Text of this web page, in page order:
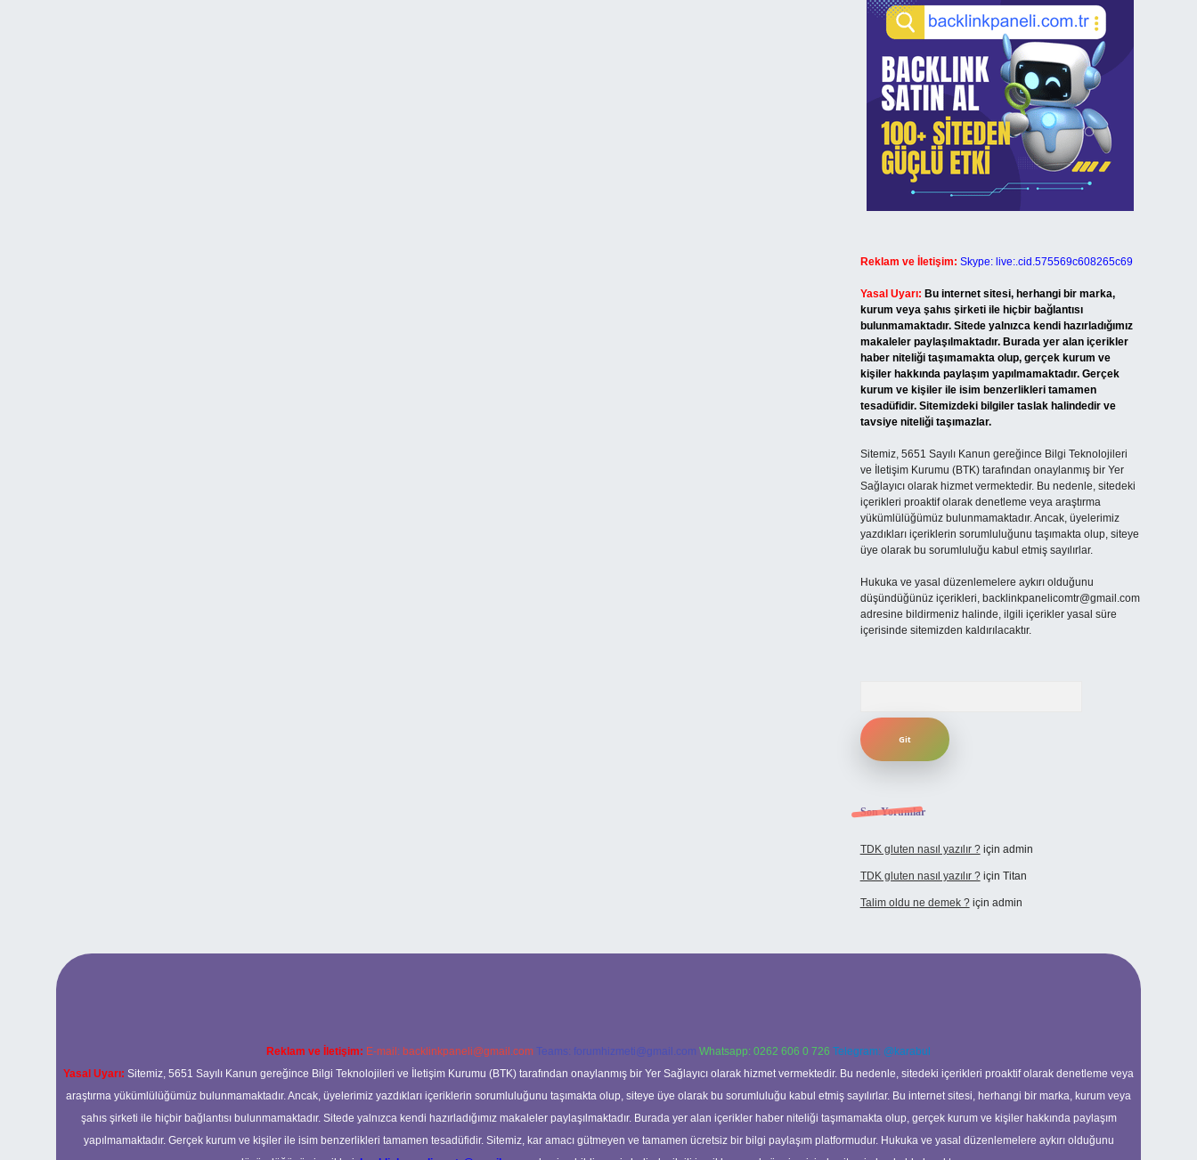
Reklam ve İletişim: Skype: live:.cid.575569c608265c69
Yasal Uyarı: Bu internet sitesi, herhangi bir marka,
kurum veya şahıs şirketi ile hiçbir bağlantısı
bulunmamaktadır. Sitede yalnızca kendi hazırladığımız
makaleler paylaşılmaktadır. Burada yer alan içerikler
haber niteliği taşımamakta olup, gerçek kurum ve
kişiler hakkında paylaşım yapılmamaktadır. Gerçek
kurum ve kişiler ile isim benzerlikleri tamamen
tesadüfidir. Sitemizdeki bilgiler taslak halindedir ve
tavsiye niteliği taşımazlar.
Sitemiz, 5651 Sayılı Kanun gereğince Bilgi Teknolojileri
ve İletişim Kurumu (BTK) tarafından onaylanmış bir Yer
Sağlayıcı olarak hizmet vermektedir. Bu nedenle, sitedeki
içerikleri proaktif olarak denetleme veya araştırma
yükümlülüğümüz bulunmamaktadır. Ancak, üyelerimiz
yazdıkları içeriklerin sorumluluğunu taşımakta olup, siteye
üye olarak bu sorumluluğu kabul etmiş sayılırlar.
Hukuka ve yasal düzenlemelere aykırı olduğunu
düşündüğünüz içerikleri, backlinkpanelicomtr@gmail.com
adresine bildirmeniz halinde, ilgili içerikler yasal süre
içerisinde sitemizden kaldırılacaktır.
Son Yorumlar
TDK gluten nasıl yazılır ?için admin
TDK gluten nasıl yazılır ?için Titan
Talim oldu ne demek ?için admin
Reklam ve İletişim: E-mail: backlinkpaneli@gmail.com Teams: forumhizmeti@gmail.com Whatsapp: 0262 606 0 726 Telegram: @karabul
Yasal Uyarı: Sitemiz, 5651 Sayılı Kanun gereğince Bilgi Teknolojileri ve İletişim Kurumu (BTK) tarafından onaylanmış bir Yer Sağlayıcı olarak hizmet vermektedir. Bu nedenle, sitedeki içerikleri proaktif olarak denetleme veya
araştırma yükümlülüğümüz bulunmamaktadır. Ancak, üyelerimiz yazdıkları içeriklerin sorumluluğunu taşımakta olup, siteye üye olarak bu sorumluluğu kabul etmiş sayılırlar. Bu internet sitesi, herhangi bir marka, kurum veya
şahıs şirketi ile hiçbir bağlantısı bulunmamaktadır. Sitede yalnızca kendi hazırladığımız makaleler paylaşılmaktadır. Burada yer alan içerikler haber niteliği taşımamakta olup, gerçek kurum ve kişiler hakkında paylaşım
yapılmamaktadır. Gerçek kurum ve kişiler ile isim benzerlikleri tamamen tesadüfidir. Sitemiz, kar amacı gütmeyen ve tamamen ücretsiz bir bilgi paylaşım platformudur. Hukuka ve yasal düzenlemelere aykırı olduğunu